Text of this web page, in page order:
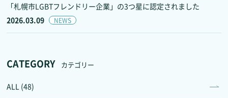
2026.03.09 NEWS
「札幌市LGBTフレンドリー企業」の3つ星に認定されました
CATEGORY カテゴリー
ALL (48)